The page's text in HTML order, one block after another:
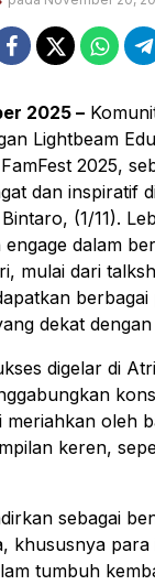
2025 –
Lightbeam
2025,
dan inspiratif
(1/11).
dalam
mulai dari
dekat
sebagai
khususnya
tumbuh